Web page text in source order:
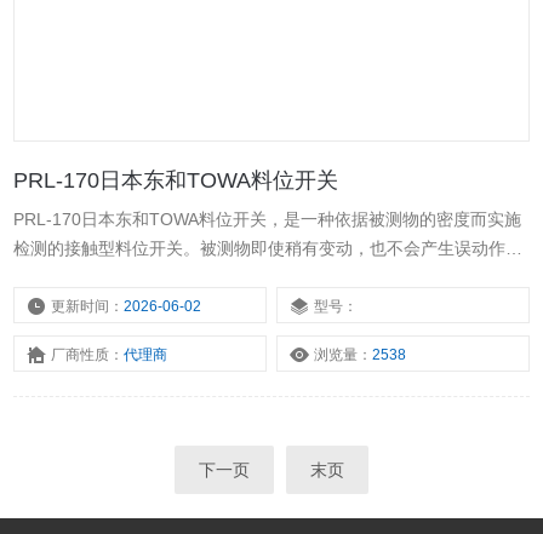
PRL-170日本东和TOWA料位开关
PRL-170日本东和TOWA料位开关，是一种依据被测物的密度而实施
检测的接触型料位开关。被测物即使稍有变动，也不会产生误动作。
位传感器日本东和堵料开关，是一种简单的机械方式装置，与以其他
服挂料的问题，是粉体在料位检测方面适用的料位开关。
更新时间：2026-06-02 型号：
厂商性质：代理商 浏览量：2538
下一页 末页